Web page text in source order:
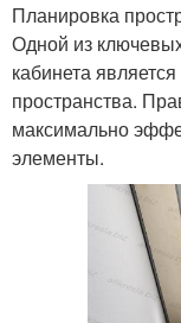
Планировка
Одной из
кабинета
пространства.
максимально
элементы.